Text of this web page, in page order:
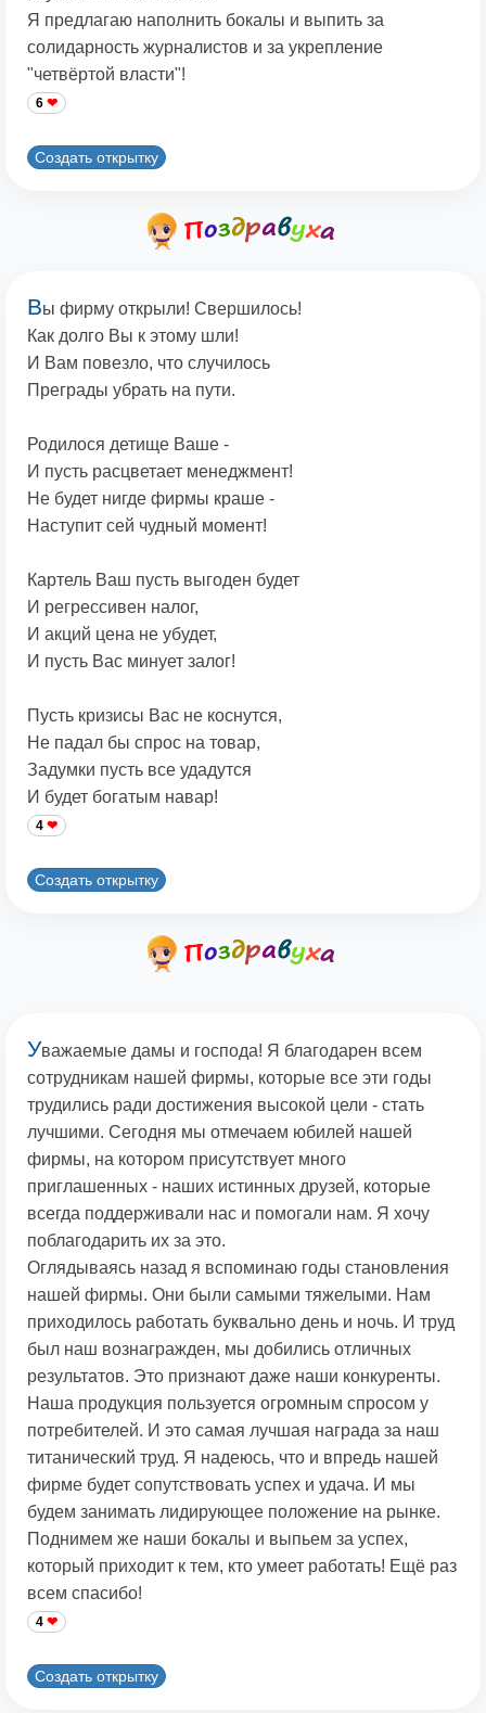
Я предлагаю наполнить бокалы и выпить за
солидарность журналистов и за укрепление
"четвёртой власти"!
6
Создать открытку
Вы фирму открыли! Свершилось!
Как долго Вы к этому шли!
И Вам повезло, что случилось
Преграды убрать на пути.
Родилося детище Ваше -
И пусть расцветает менеджмент!
Не будет нигде фирмы краше -
Наступит сей чудный момент!
Картель Ваш пусть выгоден будет
И регрессивен налог,
И акций цена не убудет,
И пусть Вас минует залог!
Пусть кризисы Вас не коснутся,
Не падал бы спрос на товар,
Задумки пусть все удадутся
И будет богатым навар!
4
Создать открытку
Уважаемые дамы и господа! Я благодарен всем
сотрудникам нашей фирмы, которые все эти годы
трудились ради достижения высокой цели - стать
лучшими. Сегодня мы отмечаем юбилей нашей
фирмы, на котором присутствует много
приглашенных - наших истинных друзей, которые
всегда поддерживали нас и помогали нам. Я хочу
поблагодарить их за это.
Оглядываясь назад я вспоминаю годы становления
нашей фирмы. Они были самыми тяжелыми. Нам
приходилось работать буквально день и ночь. И труд
был наш вознагражден, мы добились отличных
результатов. Это признают даже наши конкуренты.
Наша продукция пользуется огромным спросом у
потребителей. И это самая лучшая награда за наш
титанический труд. Я надеюсь, что и впредь нашей
фирме будет сопутствовать успех и удача. И мы
будем занимать лидирующее положение на рынке.
Поднимем же наши бокалы и выпьем за успех,
который приходит к тем, кто умеет работать! Ещё раз
всем спасибо!
4
Создать открытку